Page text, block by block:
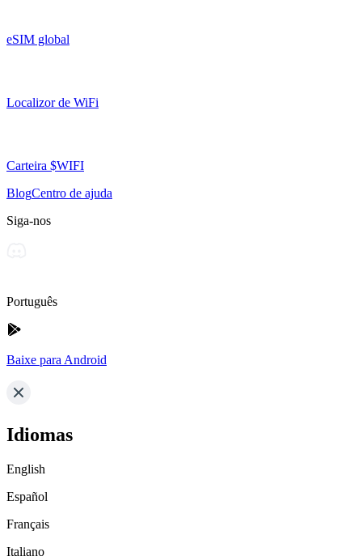
eSIM global
Localizor de WiFi
Carteira $WIFI
BlogCentro de ajuda
Siga-nos
Português
Baixe para Android
Idiomas
English
Español
Français
Italiano